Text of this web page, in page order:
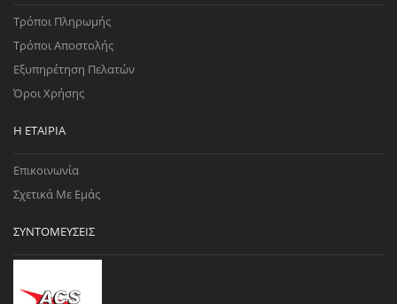
Τρόποι Πληρωμής
Τρόποι Αποστολής
Εξυπηρέτηση Πελατών
Όροι Χρήσης
Η ΕΤΑΙΡΊΑ
Επικοινωνία
Σχετικά Με Εμάς
ΣΥΝΤΟΜΕΎΣΕΙΣ